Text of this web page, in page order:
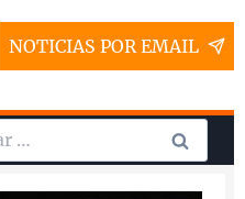
NOTICIAS POR EMAIL